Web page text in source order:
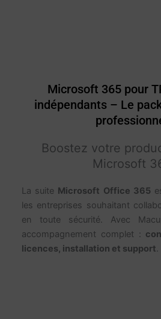
Microsoft 365 pour
indépendants – Le
Boostez votre
Microsoft
La suite Microsoft Office 365
les entreprises souhaitant
en toute sécurité. Avec
accompagnement complet :
licences, installation et support.